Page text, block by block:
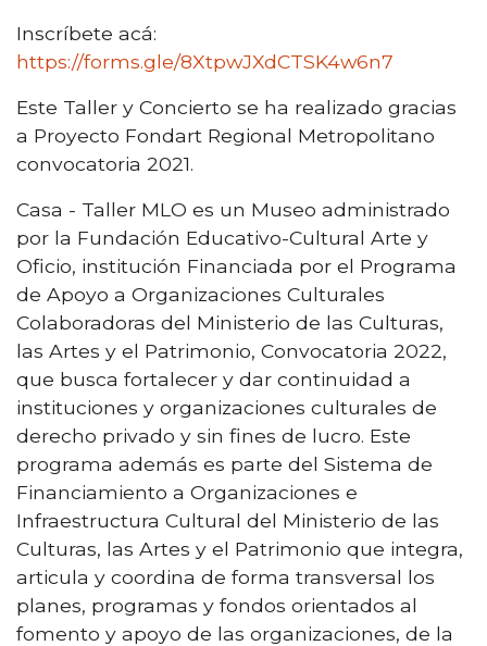
Inscríbete acá:
https://forms.gle/8XtpwJXdCTSK4w6n7
Este Taller y Concierto se ha realizado gracias
a Proyecto Fondart Regional Metropolitano
convocatoria 2021.
Casa - Taller MLO es un Museo administrado
por la Fundación Educativo-Cultural Arte y
Oficio, institución Financiada por el Programa
de Apoyo a Organizaciones Culturales
Colaboradoras del Ministerio de las Culturas,
las Artes y el Patrimonio, Convocatoria 2022,
que busca fortalecer y dar continuidad a
instituciones y organizaciones culturales de
derecho privado y sin fines de lucro. Este
programa además es parte del Sistema de
Financiamiento a Organizaciones e
Infraestructura Cultural del Ministerio de las
Culturas, las Artes y el Patrimonio que integra,
articula y coordina de forma transversal los
planes, programas y fondos orientados al
fomento y apoyo de las organizaciones, de la